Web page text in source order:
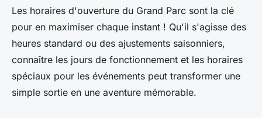
Les horaires d'ouverture du Grand Parc sont la clé
pour en maximiser chaque instant ! Qu'il s'agisse des
heures standard ou des ajustements saisonniers,
connaître les jours de fonctionnement et les horaires
spéciaux pour les événements peut transformer une
simple sortie en une aventure mémorable.